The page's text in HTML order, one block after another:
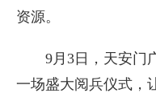
资源。
9月3日，天安门
一场盛大阅兵仪式，